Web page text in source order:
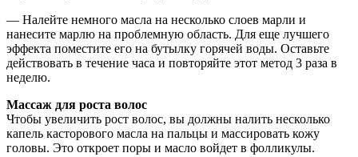
— Налейте немного масла на несколько слоев марли и
нанесите марлю на проблемную область. Для еще лучшего
эффекта поместите его на бутылку горячей воды. Оставьте
действовать в течение часа и повторяйте этот метод 3 раза в
неделю.
Массаж для роста волос
Чтобы увеличить рост волос, вы должны налить несколько
капель касторового масла на пальцы и массировать кожу
головы. Это откроет поры и масло войдет в фолликулы.